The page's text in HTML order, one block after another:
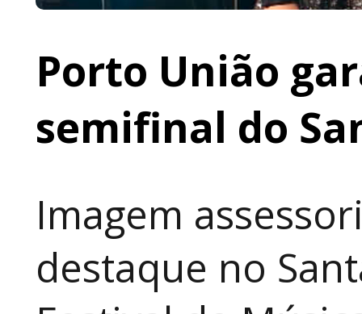
Porto União
semifinal do
Imagem
destaque no